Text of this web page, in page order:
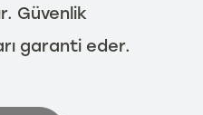
AMS Alliance
Ürünleri
Güvenlik
garanti eder.